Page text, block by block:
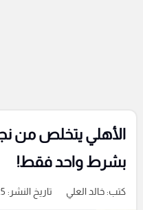
الأهلي يتخلص من
بشرط واحد فقط!
كتب:خالد العلي تاريخ النشر: 06/07/2025